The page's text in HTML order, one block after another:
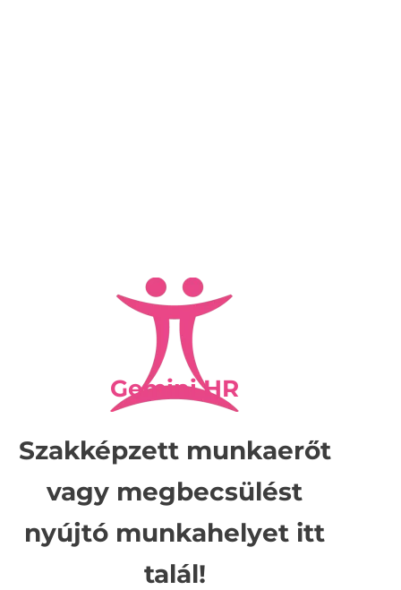
Gemini HR
Szakképzett munkaerőt
vagy megbecsülést
nyújtó munkahelyet itt
talál!